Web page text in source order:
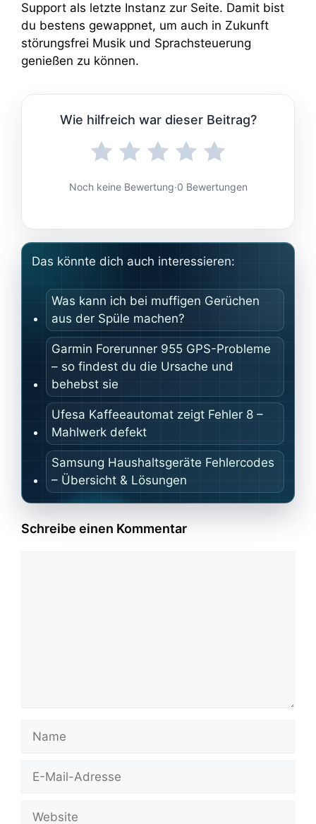
Support als letzte Instanz zur Seite. Damit bist
du bestens gewappnet, um auch in Zukunft
störungsfrei Musik und Sprachsteuerung
genießen zu können.
Wie hilfreich war dieser Beitrag?
Noch keine Bewertung·0 Bewertungen
Das könnte dich auch interessieren:
Was kann ich bei muffigen Gerüchen
aus der Spüle machen?
Garmin Forerunner 955 GPS-Probleme
– so findest du die Ursache und
behebst sie
Ufesa Kaffeeautomat zeigt Fehler 8 –
Mahlwerk defekt
Samsung Haushaltsgeräte Fehlercodes
– Übersicht & Lösungen
Schreibe einen Kommentar
Name
Website